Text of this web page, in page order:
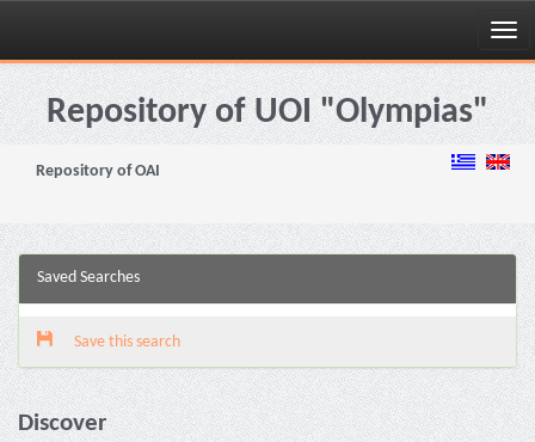
Skip
navigationRepository of UOI "Olympias"
Repository of OAI
Saved Searches
Save this search
Discover